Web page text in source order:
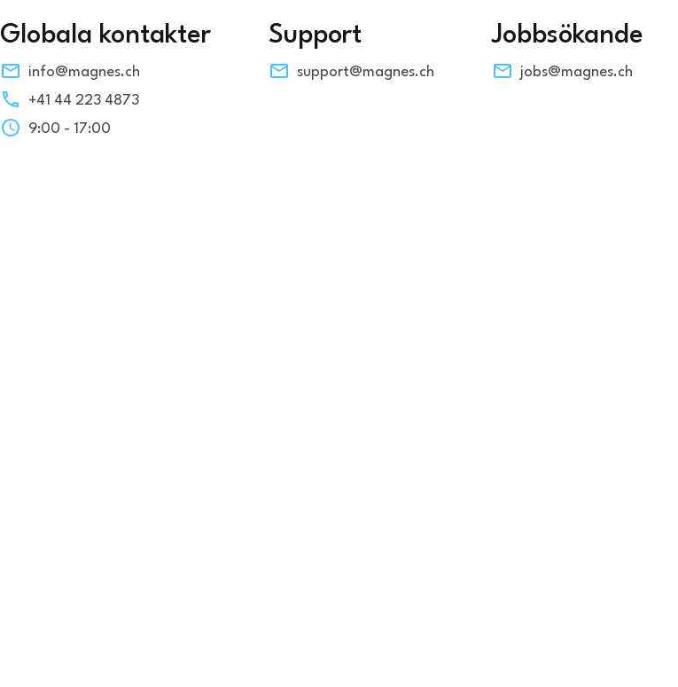
Globala kontakter
info@magnes.ch
+41 44 223 4873
9:00 - 17:00
Support
support@magnes.ch
Jobbsökande
jobs@magnes.ch